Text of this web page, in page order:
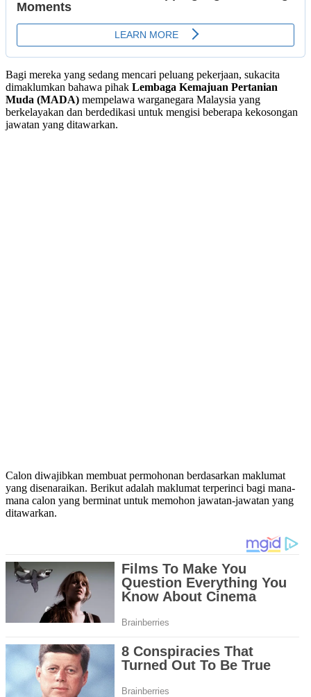
Bagi mereka yang sedang mencari peluang pekerjaan, sukacita
dimaklumkan bahawa pihak Lembaga Kemajuan Pertanian
Muda (MADA) mempelawa warganegara Malaysia yang
berkelayakan dan berdedikasi untuk mengisi beberapa kekosongan
jawatan yang ditawarkan.
Calon diwajibkan membuat permohonan berdasarkan maklumat
yang disenaraikan. Berikut adalah maklumat terperinci bagi mana-
mana calon yang berminat untuk memohon jawatan-jawatan yang
ditawarkan.